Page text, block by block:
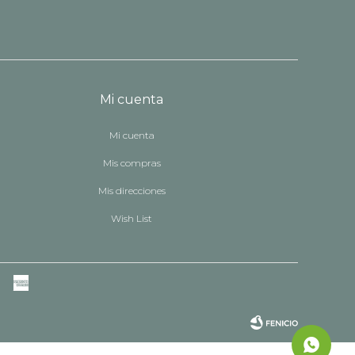
Mi cuenta
Mi cuenta
Mis compras
Mis direcciones
Wish List